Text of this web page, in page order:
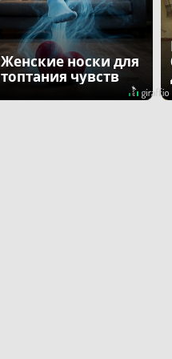
Женские носки для
топтания чувств